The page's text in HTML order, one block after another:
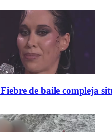
Fiebre de baile compleja